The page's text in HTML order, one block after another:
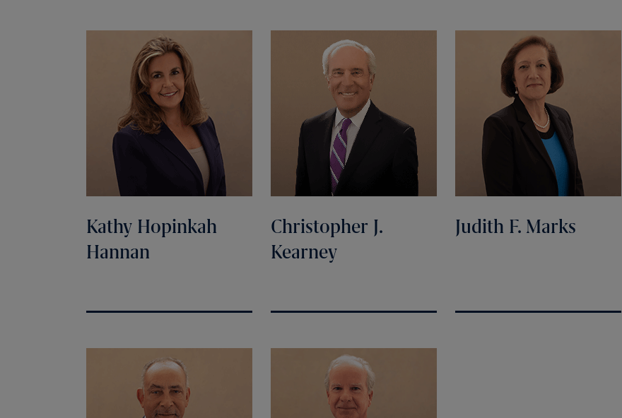
Kathy Hopinkah
Hannan
Christopher J.
Kearney
Judith F. Marks